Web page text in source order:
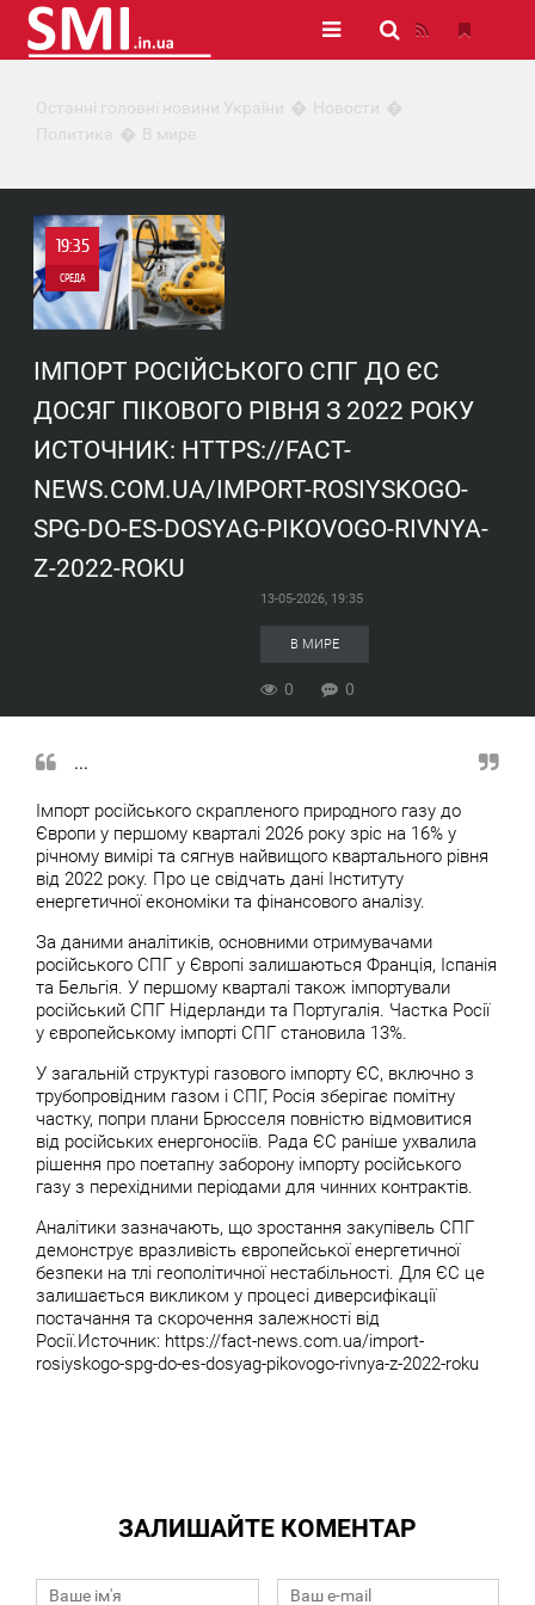
Останні головні новини України
Новости
Политика
В мире
19:35
СРЕДА
0
0
ІМПОРТ РОСІЙСЬКОГО СПГ ДО ЄС
ДОСЯГ ПІКОВОГО РІВНЯ З 2022 РОКУ
ИСТОЧНИК: HTTPS://FACT-
NEWS.COM.UA/IMPORT-ROSIYSKOGO-
SPG-DO-ES-DOSYAG-PIKOVOGO-RIVNYA-
Z-2022-ROKU
13-05-2026, 19:35
В МИРЕ
0 0
...
Імпорт російського скрапленого природного газу до
Європи у першому кварталі 2026 року зріс на 16% у
річному вимірі та сягнув найвищого квартального рівня
від 2022 року. Про це свідчать дані Інституту
енергетичної економіки та фінансового аналізу.
За даними аналітиків, основними отримувачами
російського СПГ у Європі залишаються Франція, Іспанія
та Бельгія. У першому кварталі також імпортували
російський СПГ Нідерланди та Португалія. Частка Росії
у європейському імпорті СПГ становила 13%.
У загальній структурі газового імпорту ЄС, включно з
трубопровідним газом і СПГ, Росія зберігає помітну
частку, попри плани Брюсселя повністю відмовитися
від російських енергоносіїв. Рада ЄС раніше ухвалила
рішення про поетапну заборону імпорту російського
газу з перехідними періодами для чинних контрактів.
Аналітики зазначають, що зростання закупівель СПГ
демонструє вразливість європейської енергетичної
безпеки на тлі геополітичної нестабільності. Для ЄС це
залишається викликом у процесі диверсифікації
постачання та скорочення залежності від
Росії.Источник: https://fact-news.com.ua/import-
rosiyskogo-spg-do-es-dosyag-pikovogo-rivnya-z-2022-roku
ЗАЛИШАЙТЕ КОМЕНТАР